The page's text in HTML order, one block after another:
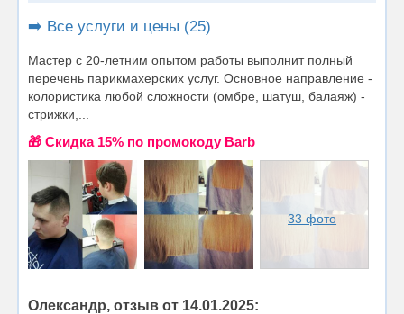
➡️ Все услуги и цены (25)
Мастер с 20-летним опытом работы выполнит полный
перечень парикмахерских услуг. Основное направление -
колористика любой сложности (омбре, шатуш, балаяж) -
стрижки,...
🎁 Cкидка 15% по промокоду Barb
33 фото
Олександр, отзыв от 14.01.2025: